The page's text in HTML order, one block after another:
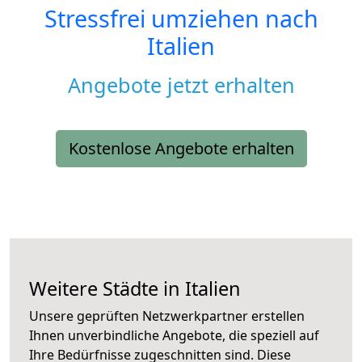
Stressfrei umziehen nach
Italien
Angebote jetzt erhalten
Kostenlose Angebote erhalten
Weitere Städte in Italien
Unsere geprüften Netzwerkpartner erstellen
Ihnen unverbindliche Angebote, die speziell auf
Ihre Bedürfnisse zugeschnitten sind. Diese